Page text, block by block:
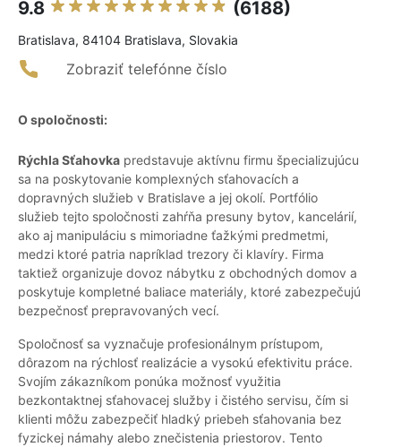
9.8 (6188)
Bratislava, 84104 Bratislava, Slovakia
Zobraziť telefónne číslo
O spoločnosti:
Rýchla Sťahovka predstavuje aktívnu firmu špecializujúcu
sa na poskytovanie komplexných sťahovacích a
dopravných služieb v Bratislave a jej okolí. Portfólio
služieb tejto spoločnosti zahŕňa presuny bytov, kancelárií,
ako aj manipuláciu s mimoriadne ťažkými predmetmi,
medzi ktoré patria napríklad trezory či klavíry. Firma
taktiež organizuje dovoz nábytku z obchodných domov a
poskytuje kompletné baliace materiály, ktoré zabezpečujú
bezpečnosť prepravovaných vecí.
Spoločnosť sa vyznačuje profesionálnym prístupom,
dôrazom na rýchlosť realizácie a vysokú efektivitu práce.
Svojím zákazníkom ponúka možnosť využitia
bezkontaktnej sťahovacej služby i čistého servisu, čím si
klienti môžu zabezpečiť hladký priebeh sťahovania bez
fyzickej námahy alebo znečistenia priestorov. Tento